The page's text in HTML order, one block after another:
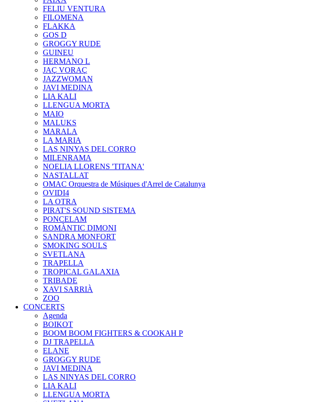
FELIU VENTURA
FILOMENA
FLAKKA
GOS D
GROGGY RUDE
GUINEU
HERMANO L
JAÇ VORAÇ
JAZZWOMAN
JAVI MEDINA
LIA KALI
LLENGUA MORTA
MAIO
MALUKS
MARALA
LA MARIA
LAS NINYAS DEL CORRO
MILENRAMA
NOELIA LLORENS 'TITANA'
NASTALLAT
OMAC Orquestra de Músiques d'Arrel de Catalunya
OVIDI4
LA OTRA
PIRAT'S SOUND SISTEMA
PONCELAM
ROMÀNTIC DIMONI
SANDRA MONFORT
SMOKING SOULS
SVETLANA
TRAPELLA
TROPICAL GALAXIA
TRIBADE
XAVI SARRIÀ
ZOO
CONCERTS
Agenda
BOIKOT
BOOM BOOM FIGHTERS & COOKAH P
DJ TRAPELLA
ELANE
GROGGY RUDE
JAVI MEDINA
LAS NINYAS DEL CORRO
LIA KALI
LLENGUA MORTA